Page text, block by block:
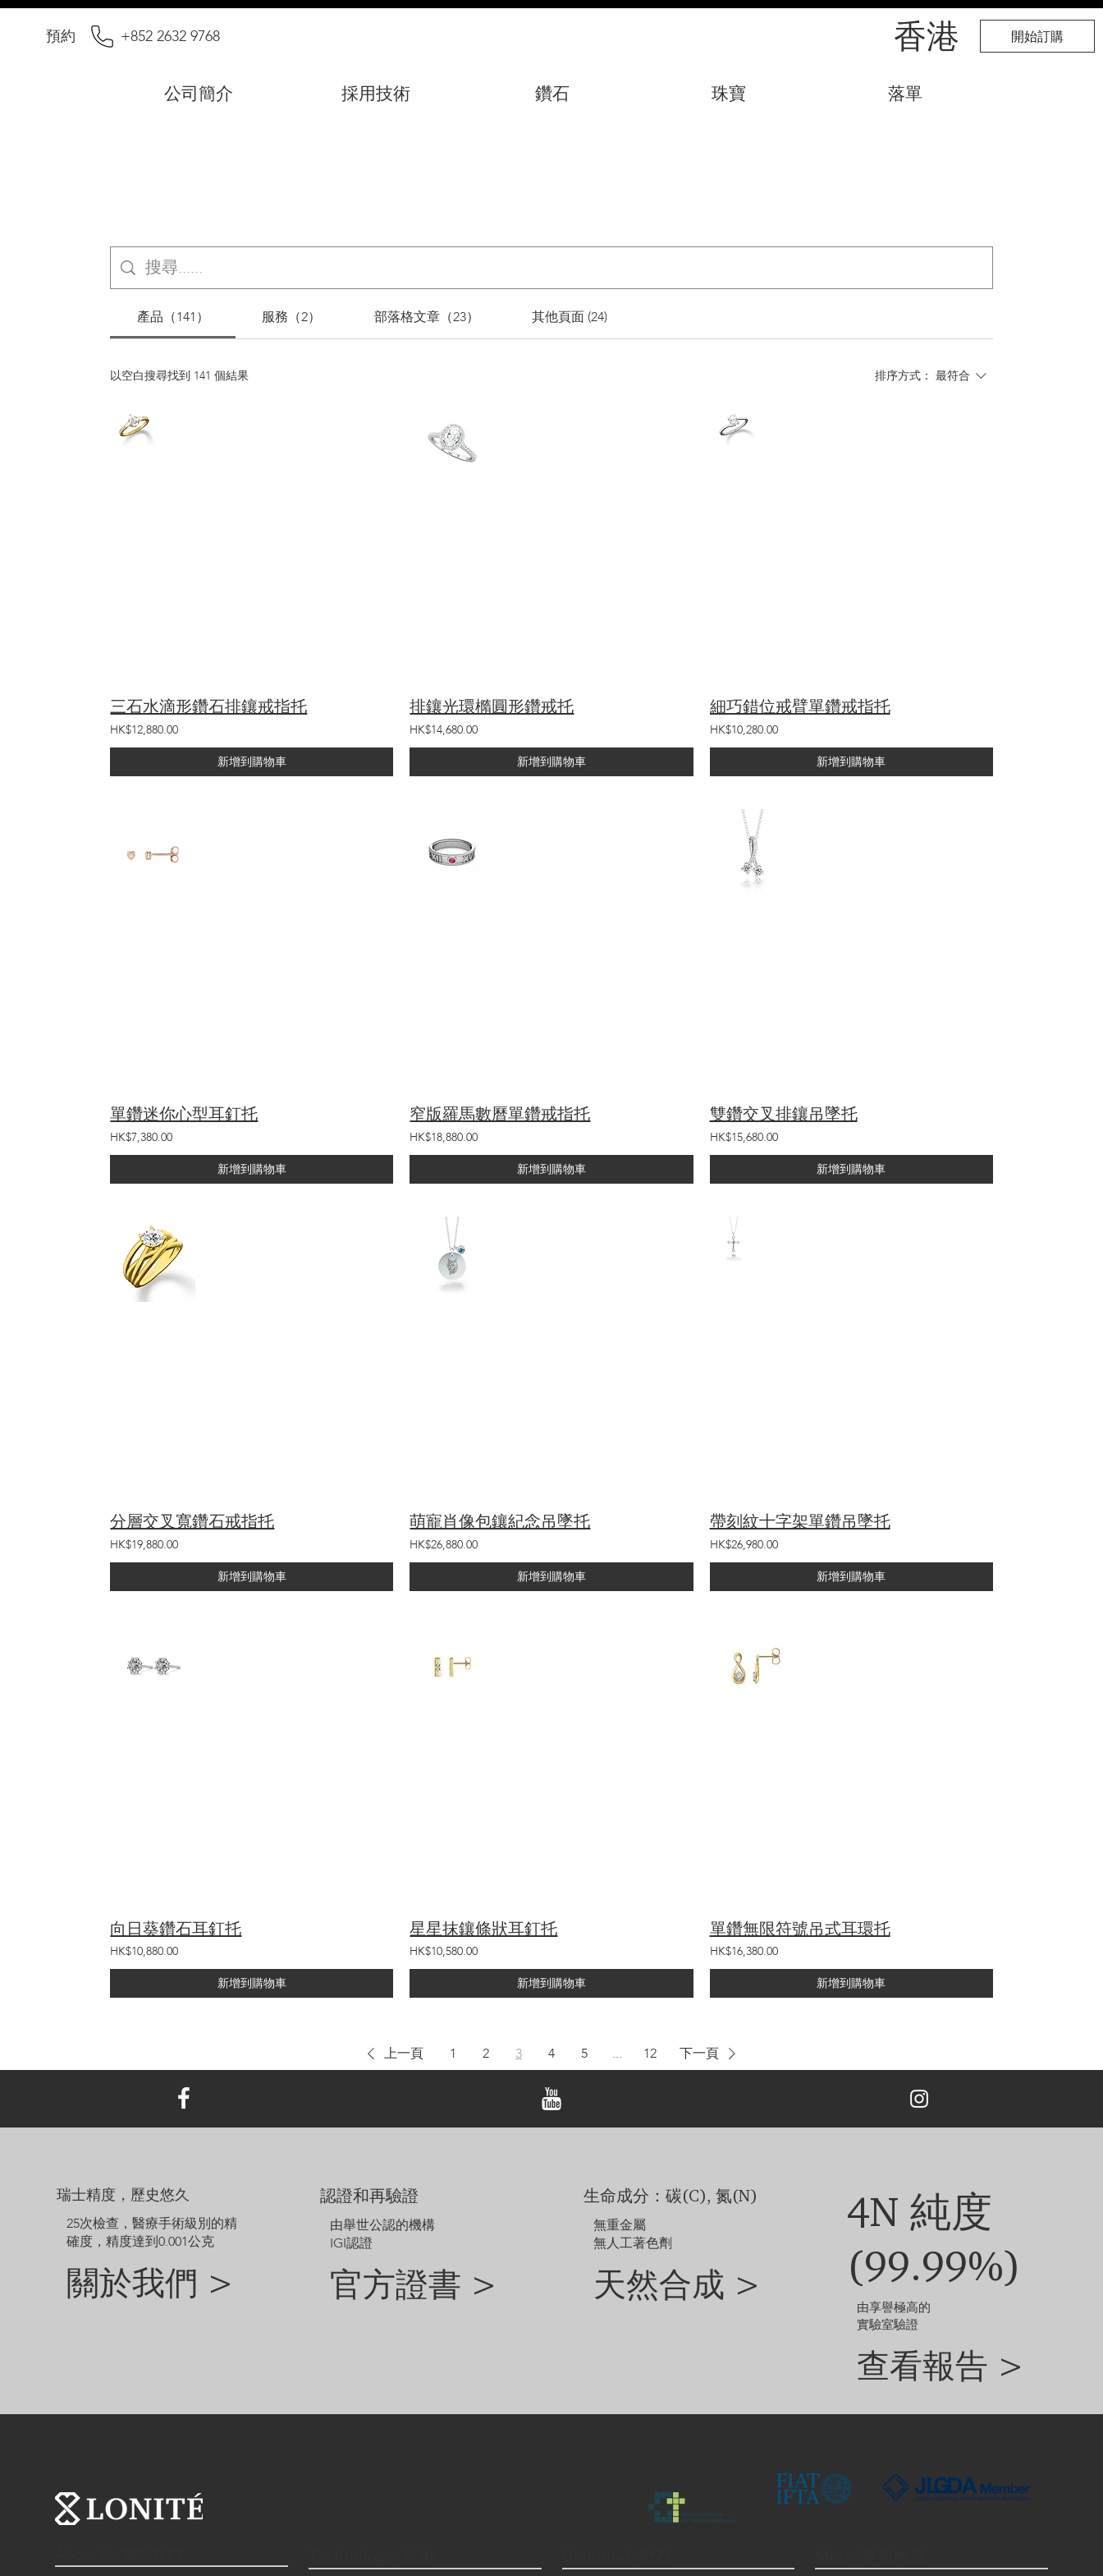
公司簡介 採用技術 鑽石 珠寶 落單
預約 +852 2632 9768 開始訂購
​香港
產品（141） 服務（2） 部落格文章（23） 其他頁面 (24)
以空白搜尋找到 141 個結果 排序方式： 最符合
三石水滴形鑽石排鑲戒指托
HK$12,880.00
新增到購物車
排鑲光環橢圓形鑽戒托
HK$14,680.00
新增到購物車
細巧錯位戒臂單鑽戒指托
HK$10,280.00
新增到購物車
單鑽迷你心型耳釘托
HK$7,380.00
新增到購物車
窄版羅馬數曆單鑽戒指托
HK$18,880.00
新增到購物車
雙鑽交叉排鑲吊墜托
HK$15,680.00
新增到購物車
分層交叉寬鑽石戒指托
HK$19,880.00
新增到購物車
萌寵肖像包鑲紀念吊墜托
HK$26,880.00
新增到購物車
帶刻紋十字架單鑽吊墜托
HK$26,980.00
新增到購物車
向日葵鑽石耳釘托
HK$10,880.00
新增到購物車
星星抹鑲條狀耳釘托
HK$10,580.00
新增到購物車
單鑽無限符號吊式耳環托
HK$16,380.00
新增到購物車
上一頁 1 2 3 4 5 ... 12 下一頁
瑞士精度，歷史悠久
25次檢查，醫療手術級別的精
確度，精度達到0.001公克
關於我們 >
認證和再驗證
由舉世公認的機構
IGI認證
官方證書 >
生命成分：碳(C), 氮(N)
無重金屬
無人工著色劑
天然合成 >
4N 純度
(99.99%)
由享譽極高的
實驗室驗證
查看報告 >